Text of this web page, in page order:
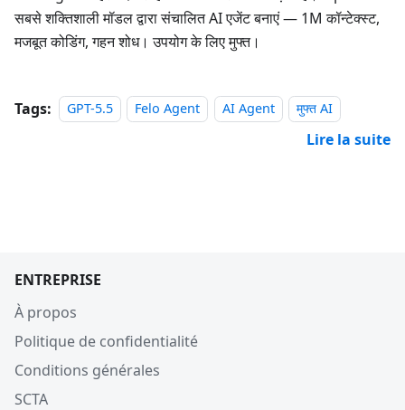
सबसे शक्तिशाली मॉडल द्वारा संचालित AI एजेंट बनाएं — 1M कॉन्टेक्स्ट,
मजबूत कोडिंग, गहन शोध। उपयोग के लिए मुफ्त।
Tags: GPT-5.5 Felo Agent AI Agent मुफ्त AI
Lire la suite
ENTREPRISE
À propos
Politique de confidentialité
Conditions générales
SCTA